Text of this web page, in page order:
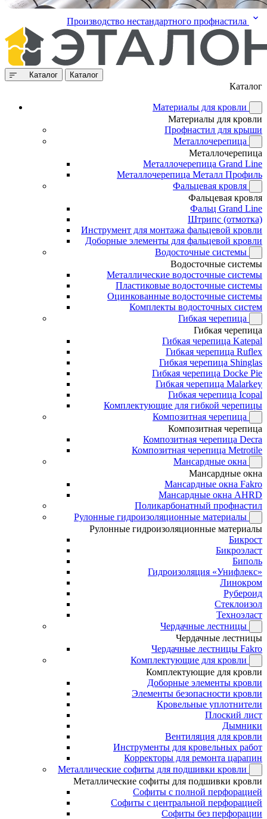
Производство нестандартного профнастила
Каталог Каталог
Каталог
Материалы для кровли
Материалы для кровли
Профнастил для крыши
Металлочерепица
Металлочерепица
Металлочерепица Grand Line
Металлочерепица Металл Профиль
Фальцевая кровля
Фальцевая кровля
Фальц Grand Line
Штрипс (отмотка)
Инструмент для монтажа фальцевой кровли
Доборные элементы для фальцевой кровли
Водосточные системы
Водосточные системы
Металлические водосточные системы
Пластиковые водосточные системы
Оцинкованные водосточные системы
Комплекты водосточных систем
Гибкая черепица
Гибкая черепица
Гибкая черепица Katepal
Гибкая черепица Ruflex
Гибкая черепица Shinglas
Гибкая черепица Docke Pie
Гибкая черепица Malarkey
Гибкая черепица Icopal
Комплектующие для гибкой черепицы
Композитная черепица
Композитная черепица
Композитная черепица Decra
Композитная черепица Metrotile
Мансардные окна
Мансардные окна
Мансардные окна Fakro
Мансардные окна AHRD
Поликарбонатный профнастил
Рулонные гидроизоляционные материалы
Рулонные гидроизоляционные материалы
Бикрост
Бикроэласт
Биполь
Гидроизоляция «Унифлекс»
Линокром
Рубероид
Стеклоизол
Техноэласт
Чердачные лестницы
Чердачные лестницы
Чердачные лестницы Fakro
Комплектующие для кровли
Комплектующие для кровли
Доборные элементы кровли
Элементы безопасности кровли
Кровельные уплотнители
Плоский лист
Дымники
Вентиляция для кровли
Инструменты для кровельных работ
Корректоры для ремонта царапин
Металлические софиты для подшивки кровли
Металлические софиты для подшивки кровли
Софиты с полной перфорацией
Софиты с центральной перфорацией
Софиты без перфорации